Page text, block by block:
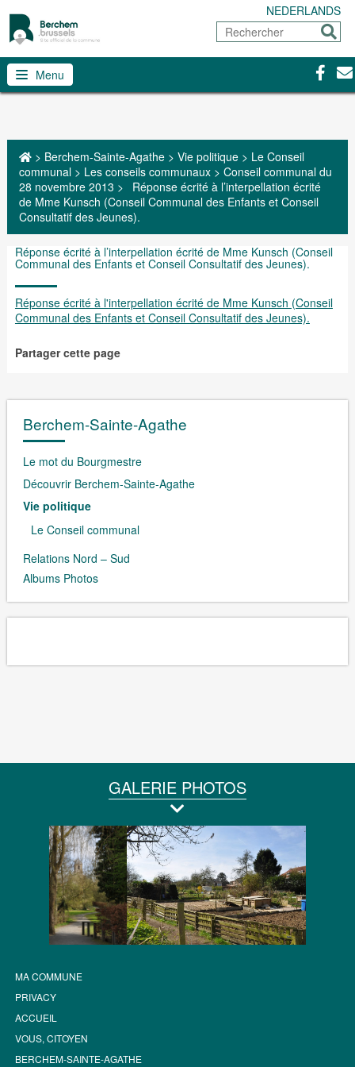
NEDERLANDS
Rechercher
Menu
> Berchem-Sainte-Agathe> Vie politique> Le Conseil
communal> Les conseils communaux> Conseil communal du
28 novembre 2013 >
Réponse écrité à l’interpellation écrité
de Mme Kunsch (Conseil Communal des Enfants et Conseil
Consultatif des Jeunes).
Réponse écrité à l’interpellation écrité de Mme Kunsch (Conseil
Communal des Enfants et Conseil Consultatif des Jeunes).
Réponse écrité à l'interpellation écrité de Mme Kunsch (Conseil
Communal des Enfants et Conseil Consultatif des Jeunes).
Partager cette page
Berchem-Sainte-Agathe
Le mot du Bourgmestre
Découvrir Berchem-Sainte-Agathe
Vie politique
Le Conseil communal
Relations Nord – Sud
Albums Photos
GALERIE PHOTOS
MA COMMUNE
PRIVACY
ACCUEIL
VOUS, CITOYEN
BERCHEM-SAINTE-AGATHE